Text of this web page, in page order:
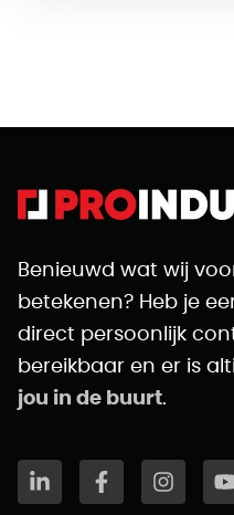
Benieuwd wat wij
betekenen? Heb je
direct persoonlijk
bereikbaar en er is
jou in de buurt.